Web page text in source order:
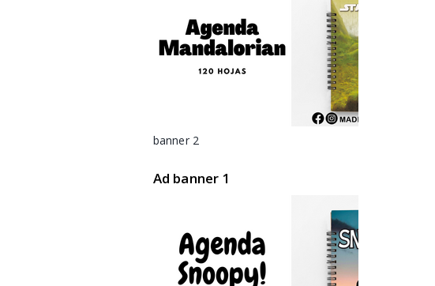
banner 2
Ad banner 1